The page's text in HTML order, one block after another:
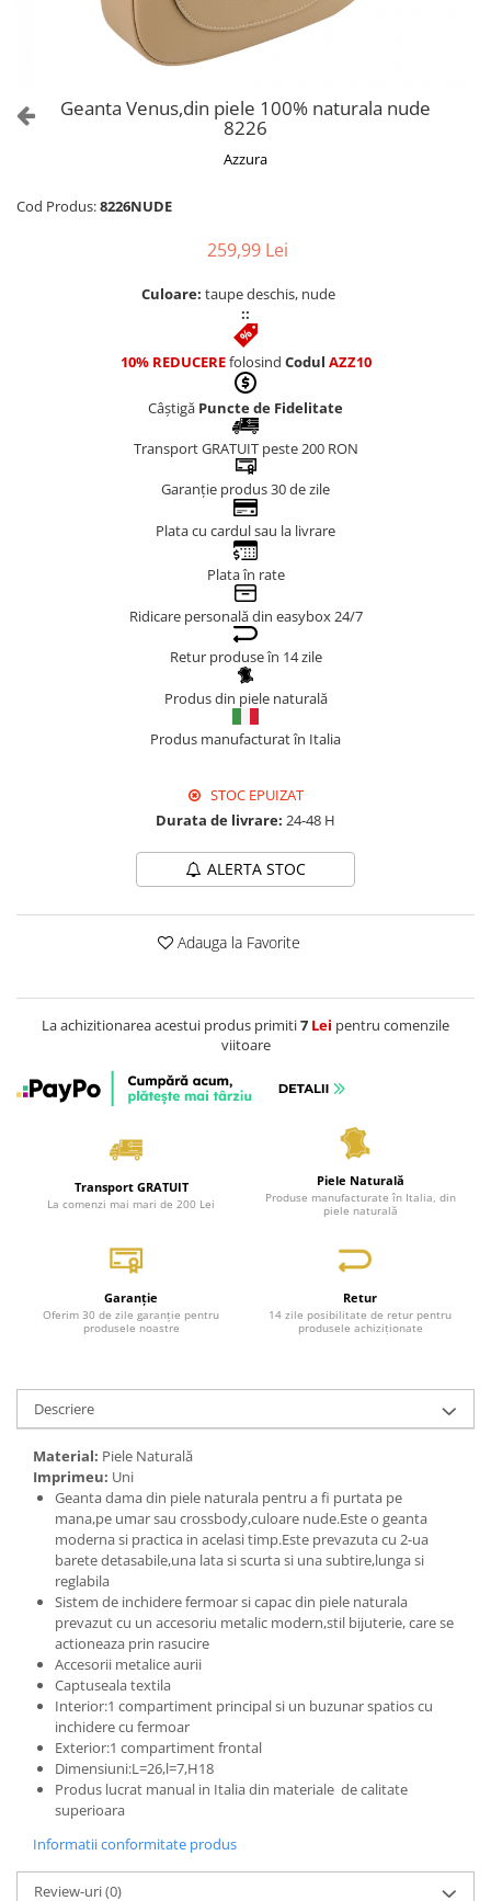
Genți Albe
Genți Bleumarin
Geanta Venus,din piele 100% naturala nude
8226
Azzura
Cod Produs:8226NUDE
259,99 Lei
Culoare: taupe deschis, nude
::
10% REDUCEREfolosind Codul AZZ10
Câștigă Puncte de Fidelitate
Transport GRATUIT peste 200 RON
Garanție produs 30 de zile
Plata cu cardul sau la livrare
Plata în rate
Ridicare personală din easybox 24/7
Retur produse în 14 zile
Produs din piele naturală
Produs manufacturat în Italia
STOC EPUIZAT
Durata de livrare: 24-48 H
ALERTA STOC
Adauga la Favorite
La achizitionarea acestui produs primiti7 Lei pentru comenzile
viitoare
Transport GRATUIT
La comenzi mai mari de 200 Lei
Piele Naturală
Produse manufacturate în Italia, din
piele naturală
Garanție
Oferim 30 de zile garanție pentru
produsele noastre
Retur
14 zile posibilitate de retur pentru
produsele achiziționate
Descriere
Material: Piele Naturală
Imprimeu: Uni
Geanta dama din piele naturala pentru a fi purtata pe
mana,pe umar sau crossbody,culoare nude.Este o geanta
moderna si practica in acelasi timp.Este prevazuta cu 2-ua
barete detasabile,una lata si scurta si una subtire,lunga si
reglabila
Sistem de inchidere fermoar si capac din piele naturala
prevazut cu un accesoriu metalic modern,stil bijuterie, care se
actioneaza prin rasucire
Accesorii metalice aurii
Captuseala textila
Interior:1 compartiment principal si un buzunar spatios cu
inchidere cu fermoar
Exterior:1 compartiment frontal
Dimensiuni:L=26,l=7,H18
Produs lucrat manual in Italia din materiale de calitate
superioara
Informatii conformitate produs
Review-uri(0)